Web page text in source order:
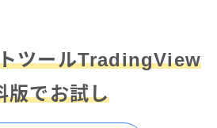
ツールTradingView
版でお試し